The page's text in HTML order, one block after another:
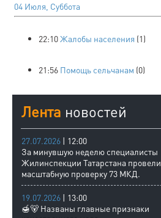
04 Июля, Суббота
22:10Жалобы населения (1)
21:56 Помощь сельчанам (0)
Лента новостей
27.07.2026 | 12:00
За минувшую неделю специалисты
Жилинспекции Татарстана провели
масштабную проверку 73 МКД.
19.07.2026 | 13:00
🍯🐻 Названы главные признаки